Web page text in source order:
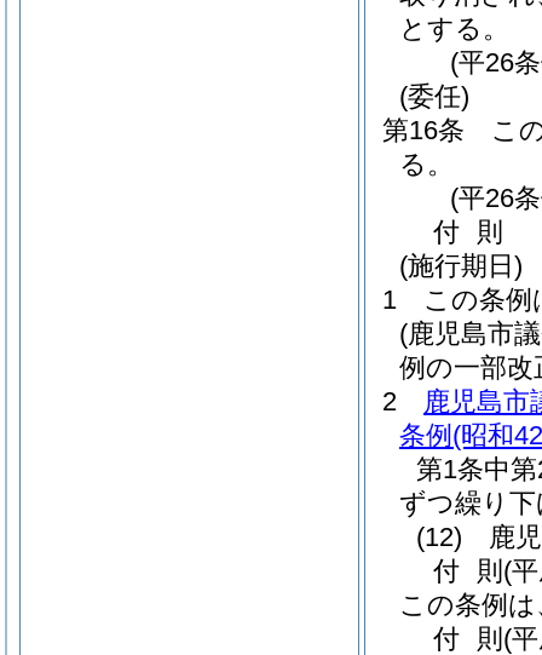
とする。
(平26
(委任)
第16条
こ
る。
(平26
付 則
(施行期日)
1
この条例
(鹿児島市
例の一部改
2
鹿児島市
条例 (昭和
第1条中
ずつ繰り
(12) 鹿児
付 則 (
この条例
付 則 (